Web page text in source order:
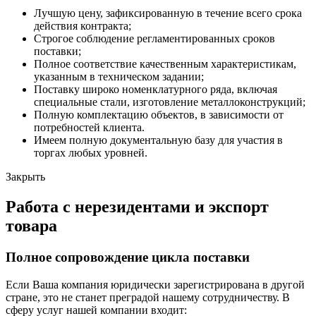
Лучшую цену, зафиксированную в течение всего срока
действия контракта;
Строгое соблюдение регламентированных сроков
поставки;
Полное соответствие качественным характеристикам,
указанным в техническом задании;
Поставку широко номенклатурного ряда, включая
специальные стали, изготовление металлоконструкций;
Полную комплектацию объектов, в зависимости от
потребностей клиента.
Имеем полную документальную базу для участия в
торгах любых уровней.
Закрыть
Работа с нерезидентами и экспорт
товара
Полное сопровождение цикла поставки
Если Ваша компания юридически зарегистрирована в другой
стране, это не станет преградой нашему сотрудничеству. В
сферу услуг нашей компании входит: